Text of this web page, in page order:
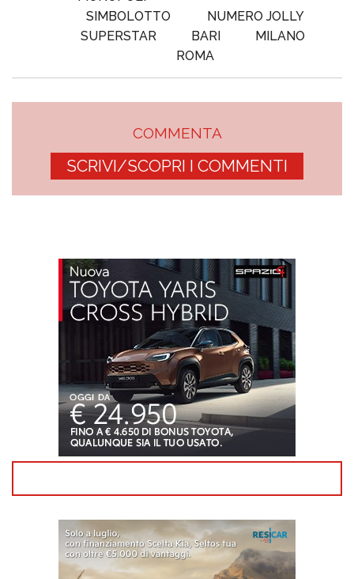
SIMBOLOTTO
NUMERO JOLLY
SUPERSTAR
BARI
MILANO
ROMA
COMMENTA
SCRIVI/SCOPRI I COMMENTI